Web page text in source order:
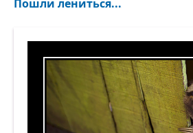
Пошли лениться...